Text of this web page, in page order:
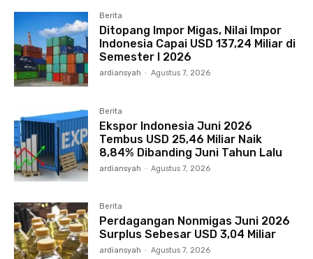
Berita
Ditopang Impor Migas, Nilai Impor
Indonesia Capai USD 137,24 Miliar di
Semester I 2026
ardiansyah - Agustus 7, 2026
Berita
Ekspor Indonesia Juni 2026
Tembus USD 25,46 Miliar Naik
8,84% Dibanding Juni Tahun Lalu
ardiansyah - Agustus 7, 2026
Berita
Perdagangan Nonmigas Juni 2026
Surplus Sebesar USD 3,04 Miliar
ardiansyah - Agustus 7, 2026